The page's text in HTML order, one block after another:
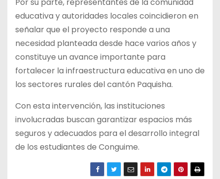
educativa y autoridades locales coincidieron en
señalar que el proyecto responde a una
necesidad planteada desde hace varios años y
constituye un avance importante para
fortalecer la infraestructura educativa en uno de
los sectores rurales del cantón Paquisha.
Con esta intervención, las instituciones
involucradas buscan garantizar espacios más
seguros y adecuados para el desarrollo integral
de los estudiantes de Conguime.